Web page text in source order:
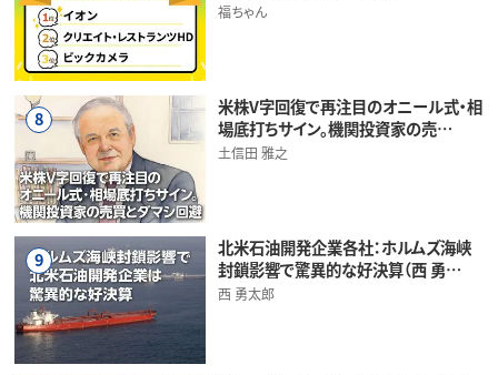
福ちゃん
8
米株V字回復で再注目のオニール式・相
場底打ちサイン。機関投資家の売…
土信田 雅之
9
北米石油開発企業各社：ホルムズ海峡
封鎖影響で驚異的な好決算（西 勇…
西 勇太郎